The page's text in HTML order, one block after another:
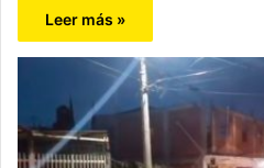
Leer más »